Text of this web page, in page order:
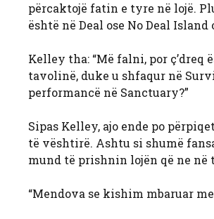
përcaktojë fatin e tyre në lojë.
është në Deal ose No Deal
Kelley tha: “Më falni, por
tavolinë, duke u shfaqur në
performancë në Sanctuary?”
Sipas Kelley, ajo ende po
të vështirë. Ashtu si shumë
mund të prishnin lojën që ne në
“Mendova se kishim mbaruar